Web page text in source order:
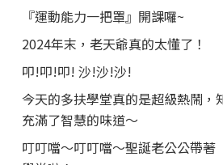
『運動能力一把罩』開課囉~
2024年末，老天爺真的太懂了！
叩!叩!叩! 沙!沙!沙!
今天的多扶學堂真的是超級熱鬧，
充滿了智慧的味道～
叮叮噹～叮叮噹～聖誕老公公帶著